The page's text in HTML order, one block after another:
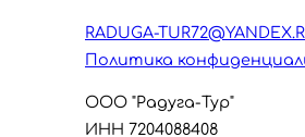
RADUGA-
Политика
ООО "Радуга-Тур"
ИНН 7204088408